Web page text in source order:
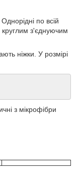
по всій
з'єднуючим
ніжки. У розмірі
з мікрофібри